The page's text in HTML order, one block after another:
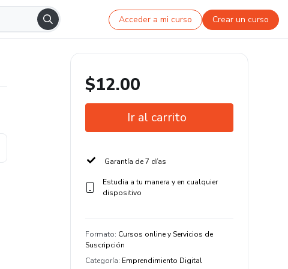
Acceder a mi curso Crear un curso
$12.00
Ir al carrito
Garantía de 7 días
Estudia a tu manera y en cualquier
dispositivo
Formato: Cursos online y Servicios de
Suscripción
Categoría: Emprendimiento Digital